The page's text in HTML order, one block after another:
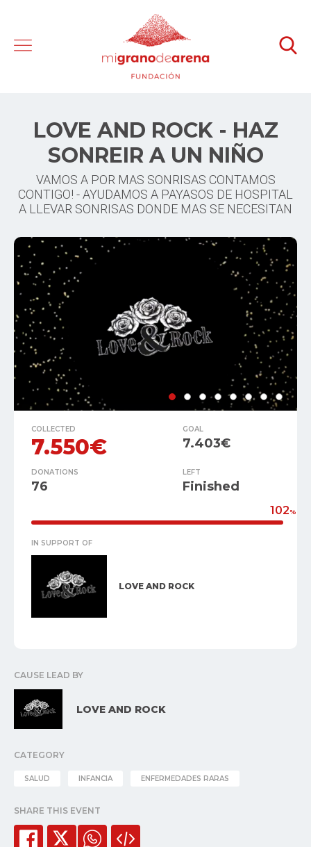
LOVE AND ROCK - HAZ
SONREIR A UN NIÑO
VAMOS A POR MAS SONRISAS CONTAMOS
CONTIGO! - AYUDAMOS A PAYASOS DE HOSPITAL
A LLEVAR SONRISAS DONDE MAS SE NECESITAN
COLLECTED
7.550€
GOAL
7.403€
DONATIONS
76
LEFT
Finished
102%
IN SUPPORT OF
LOVE AND ROCK
CAUSE LEAD BY
LOVE AND ROCK
CATEGORY
SALUD INFANCIA ENFERMEDADES RARAS
SHARE THIS EVENT